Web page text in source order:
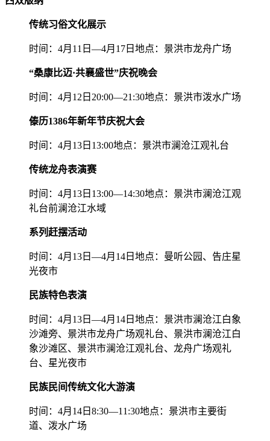
传统习俗文化展示
时间：4月11日—4月17日地点：景洪市龙舟广场
“桑康比迈·共襄盛世”庆祝晚会
时间：4月12日20:00—21:30地点：景洪市泼水广场
傣历1386年新年节庆祝大会
时间：4月13日13:00地点：景洪市澜沧江观礼台
传统龙舟表演赛
时间：4月13日13:00—14:30地点：景洪市澜沧江观
礼台前澜沧江水域
系列赶摆活动
时间：4月13日—4月14日地点：曼听公园、告庄星
光夜市
民族特色表演
时间：4月13日—4月14日地点：景洪市澜沧江白象
沙滩旁、景洪市龙舟广场观礼台、景洪市澜沧江白
象沙滩区、景洪市澜沧江观礼台、龙舟广场观礼
台、星光夜市
民族民间传统文化大游演
时间：4月14日8:30—11:30地点：景洪市主要街
道、泼水广场